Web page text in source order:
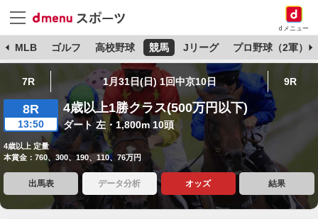
dメニュー
MLB ゴルフ 高校野球 競馬 Jリーグ プロ野球（2軍）
7R 1月31日(日) 1回中京10日 9R
8R
13:50
4歳以上1勝クラス(500万円以下)
ダート 左・1,800m 10頭
4歳以上 定量
本賞金：760、300、190、110、76万円
出馬表 データ分析 オッズ 結果